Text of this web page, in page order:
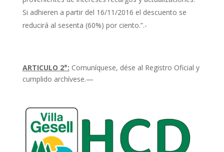
Si adhieren a partir del 16/11/2016 el descuento se
reducirá al sesenta (60%) por ciento.”.-
ARTICULO 2°: Comuníquese, dése al Registro Oficial y
cumplido archívese.—